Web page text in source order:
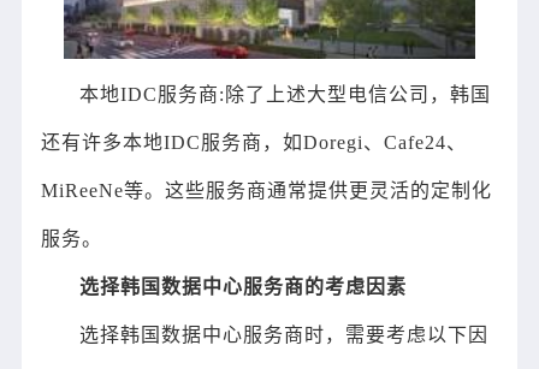
本地IDC服务商:除了上述大型电信公司，韩国
还有许多本地IDC服务商，如Doregi、Cafe24、
MiReeNe等。这些服务商通常提供更灵活的定制化
服务。
选择韩国数据中心服务商的考虑因素
选择韩国数据中心服务商时，需要考虑以下因